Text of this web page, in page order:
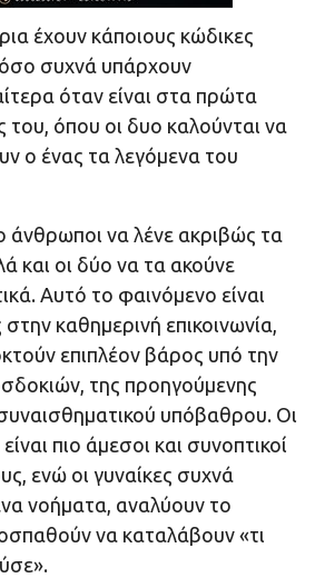
έχουν κάποιους κώδικες
συχνά υπάρχουν
όταν είναι στα πρώτα
του, όπου οι δυο καλούνται να
ο ένας τα λεγόμενα του
άνθρωποι να λένε ακριβώς τα
και οι δύο να τα ακούνε
Αυτό το φαινόμενο είναι
καθημερινή επικοινωνία,
επιπλέον βάρος υπό την
της προηγούμενης
υπόβαθρου. Οι
πιο άμεσοι και συνοπτικοί
ενώ οι γυναίκες συχνά
νοήματα, αναλύουν το
να καταλάβουν «τι